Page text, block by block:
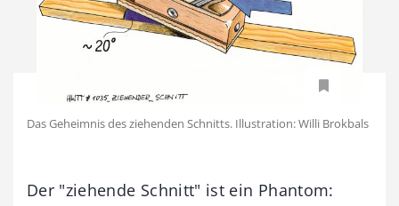
Das Geheimnis des ziehenden Schnitts. Illustration: Willi Brokbals
Der "ziehende Schnitt" ist ein Phantom: